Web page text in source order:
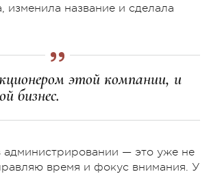
изменила название и сделала
этой компании, и
бизнес.
администрировании — это уже не
время и фокус внимания. У